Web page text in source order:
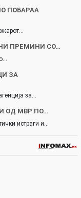
ПОБАРАА
ПРЕМИНИ СО…
ЗА
за…
ОД МВР ПО…
истраги и…